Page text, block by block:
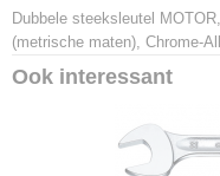
EAN code
4018754019823
Productcode leverancier
Dubbele steeksleutel
(metrische maten), Chrome-
Ook interessant